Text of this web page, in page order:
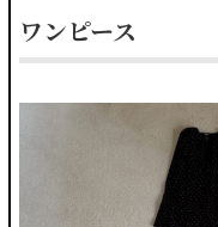
ワンピース